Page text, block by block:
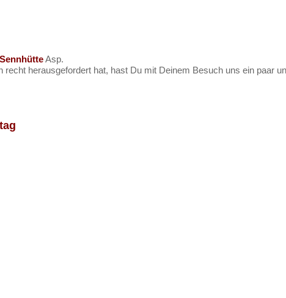
Asp.
recht herausgefordert hat, hast Du mit Deinem Besuch uns ein paar